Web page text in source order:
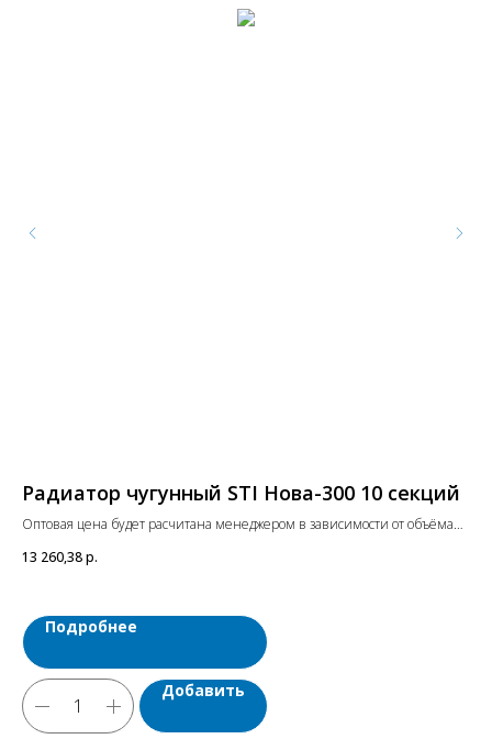
Радиатор чугунный STI Нова-300 10 секций
Оптовая цена будет расчитана менеджером в зависимости от объёма
13 260,38р.
Подробнее
Добавить